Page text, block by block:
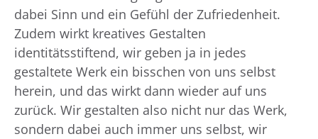
dabei Sinn und ein Gefühl der Zufriedenheit.
Zudem wirkt kreatives Gestalten
identitätsstiftend, wir geben ja in jedes
gestaltete Werk ein bisschen von uns selbst
herein, und das wirkt dann wieder auf uns
zurück. Wir gestalten also nicht nur das Werk,
sondern dabei auch immer uns selbst, wir